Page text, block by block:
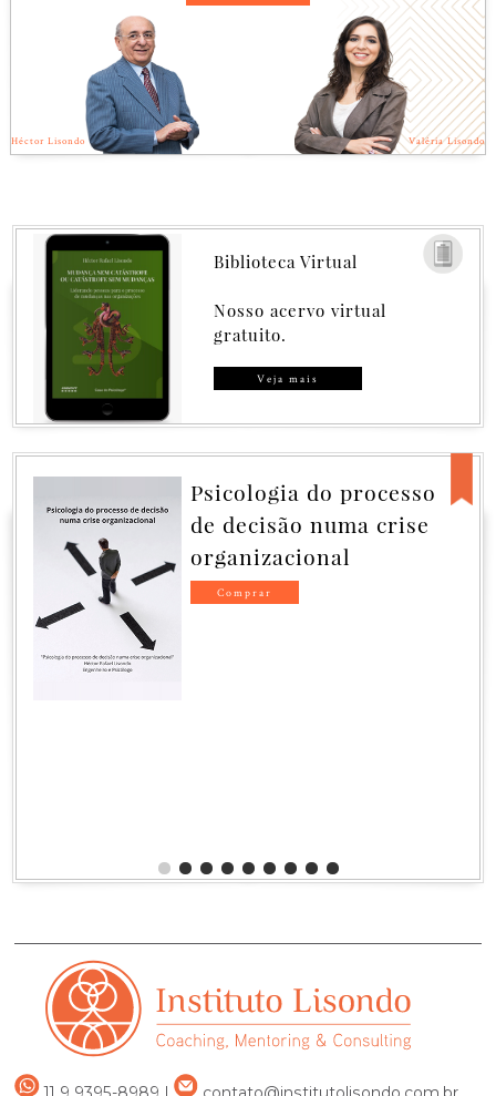
Héctor Lisondo Valéria Lisondo
Biblioteca Virtual
Nosso acervo virtual
gratuito.
Veja mais
numa crise